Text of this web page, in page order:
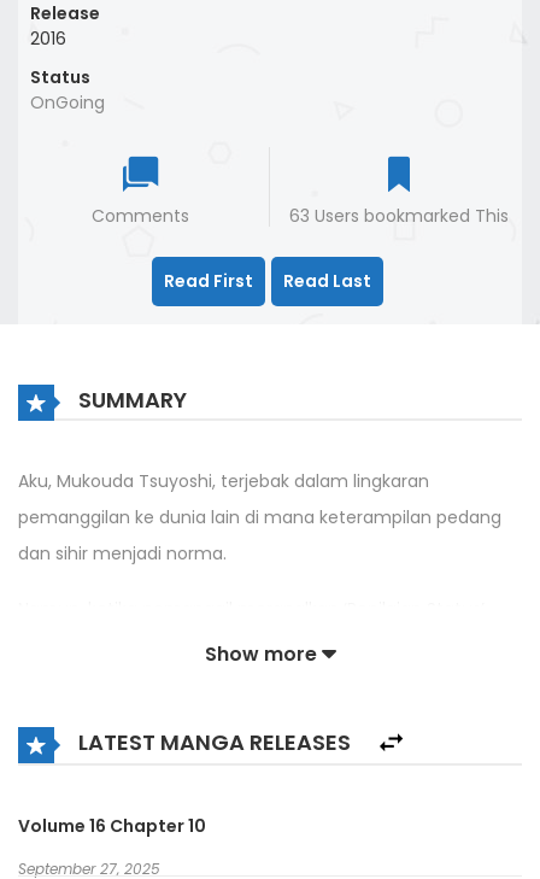
Release
2016
Status
OnGoing
Comments 63 Users bookmarked This
Read First Read Last
SUMMARY
Aku, Mukouda Tsuyoshi, terjebak dalam lingkaran
pemanggilan ke dunia lain di mana keterampilan pedang
dan sihir menjadi norma.
pada kami, tiga orang lain yang dipanggil bersamaku
Mantra Pemanggilan].
Show more
LATEST MANGA RELEASES
Volume 16 Chapter 10
September 27, 2025